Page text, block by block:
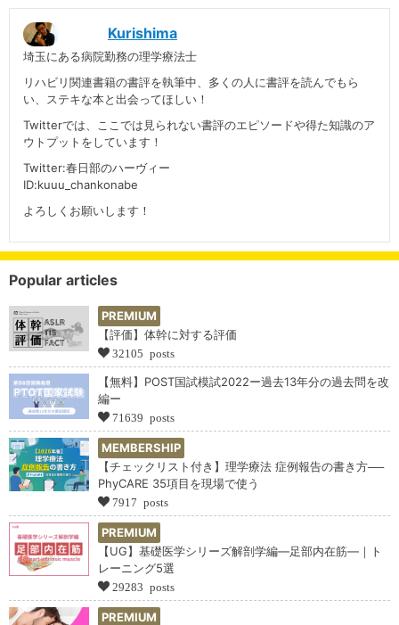
Kurishima
埼玉にある病院勤務の理学療法士
リハビリ関連書籍の書評を執筆中、多くの人に書評を読んでもら
い、ステキな本と出会ってほしい！
Twitterでは、ここでは見られない書評のエピソードや得た知識のア
ウトプットをしています！
Twitter:春日部のハーヴィー
ID:kuuu_chankonabe
よろしくお願いします！
Popular articles
PREMIUM
【評価】体幹に対する評価
32105 posts
【無料】POST国試模試2022ー過去13年分の過去問を改
編ー
71639 posts
MEMBERSHIP
【チェックリスト付き】理学療法 症例報告の書き方──
PhyCARE 35項目を現場で使う
7917 posts
PREMIUM
【UG】基礎医学シリーズ解剖学編―足部内在筋―｜ト
レーニング5選
29283 posts
PREMIUM